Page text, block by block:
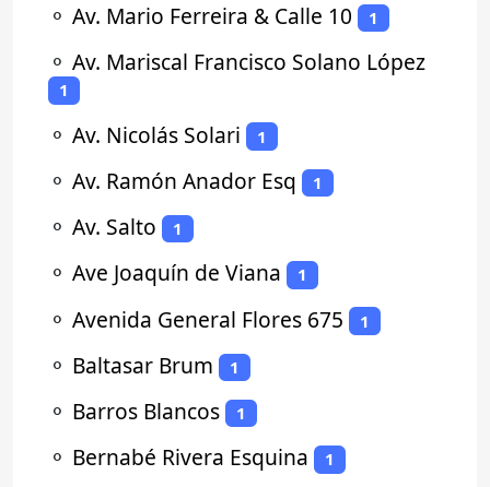
⚬ Av. Mario Ferreira & Calle 10 1
⚬ Av. Mariscal Francisco Solano López
1
⚬ Av. Nicolás Solari 1
⚬ Av. Ramón Anador Esq 1
⚬ Av. Salto 1
⚬ Ave Joaquín de Viana 1
⚬ Avenida General Flores 675 1
⚬ Baltasar Brum 1
⚬ Barros Blancos 1
⚬ Bernabé Rivera Esquina 1